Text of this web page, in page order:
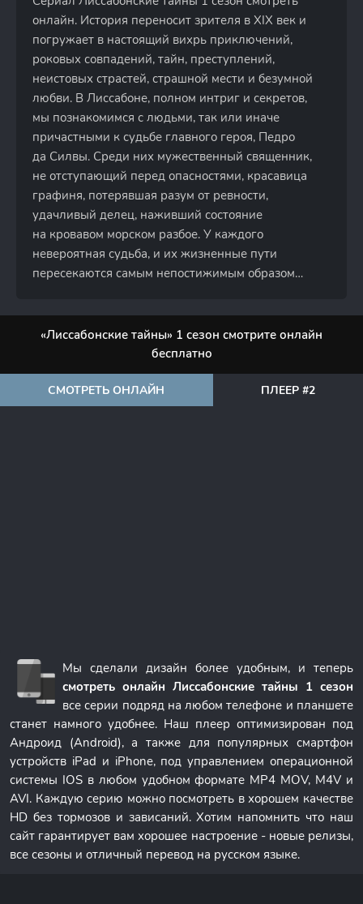
онлайн. История переносит зрителя в XIX век и
погружает в настоящий вихрь приключений,
роковых совпадений, тайн, преступлений,
неистовых страстей, страшной мести и безумной
любви. В Лиссабоне, полном интриг и секретов,
мы познакомимся с людьми, так или иначе
причастными к судьбе главного героя, Педро
да Силвы. Среди них мужественный священник,
не отступающий перед опасностями, красавица
графиня, потерявшая разум от ревности,
удачливый делец, наживший состояние
на кровавом морском разбое. У каждого
невероятная судьба, и их жизненные пути
пересекаются самым непостижимым образом…
«Лиссабонские тайны» 1 сезон смотрите онлайн
бесплатно
СМОТРЕТЬ ОНЛАЙН ПЛЕЕР #2
Мы сделали дизайн более удобным, и теперь
смотреть онлайн Лиссабонские тайны 1 сезон
все серии подряд на любом телефоне и планшете
станет намного удобнее. Наш плеер оптимизирован под
Андроид (Android), а также для популярных смартфон
устройств iPad и iPhone, под управлением операционной
системы IOS в любом удобном формате MP4 MOV, M4V и
AVI. Каждую серию можно посмотреть в хорошем качестве
HD без тормозов и зависаний. Хотим напомнить что наш
сайт гарантирует вам хорошее настроение - новые релизы,
все сезоны и отличный перевод на русском языке.